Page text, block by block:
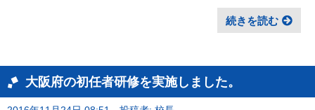
続きを読む
大阪府の初任者研修を実施しました。